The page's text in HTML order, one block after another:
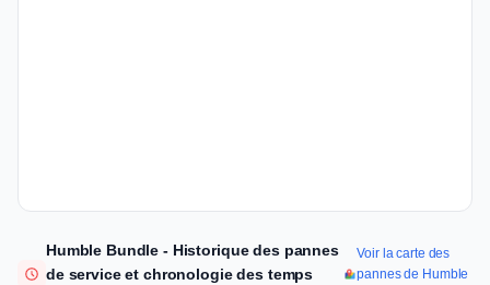
Humble Bundle - Historique des pannes
de service et chronologie des temps
Voir la carte des
pannes de Humble